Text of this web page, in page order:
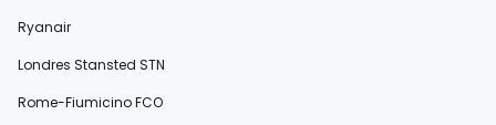
Ryanair
Londres Stansted STN
Rome-Fiumicino FCO